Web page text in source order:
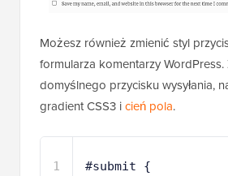
Możesz również zmienić styl
formularza komentarzy
domyślnego przycisku wysyłania,
gradient CSS3 icień pola.
1
#submit {